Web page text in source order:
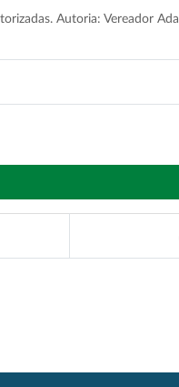
Autoria: Vereador